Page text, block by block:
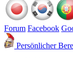
Forum Facebook
Persönlicher